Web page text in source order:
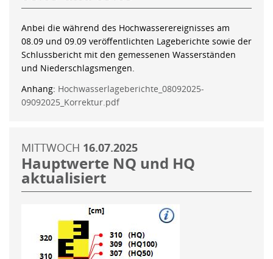
Anbei die während des Hochwasserereignisses am
08.09 und 09.09 veröffentlichten Lageberichte sowie der
Schlussbericht mit den gemessenen Wasserständen
und Niederschlagsmengen.
Anhang: Hochwasserlageberichte_08092025-
09092025_Korrektur.pdf
MITTWOCH 16.07.2025
Hauptwerte NQ und HQ
aktualisiert